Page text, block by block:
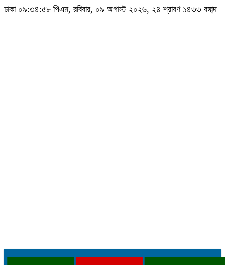
ঢাকা ০৯:৩৫:০০ পিএম, রবিবার, ০৯ অগাস্ট ২০২৬, ২৪ শ্রাবণ ১৪৩৩ বঙ্গাব্দ